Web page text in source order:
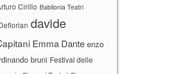
Cirillo Babilonia Teatri
davide
Emma Dante enzo
bruni Festival delle